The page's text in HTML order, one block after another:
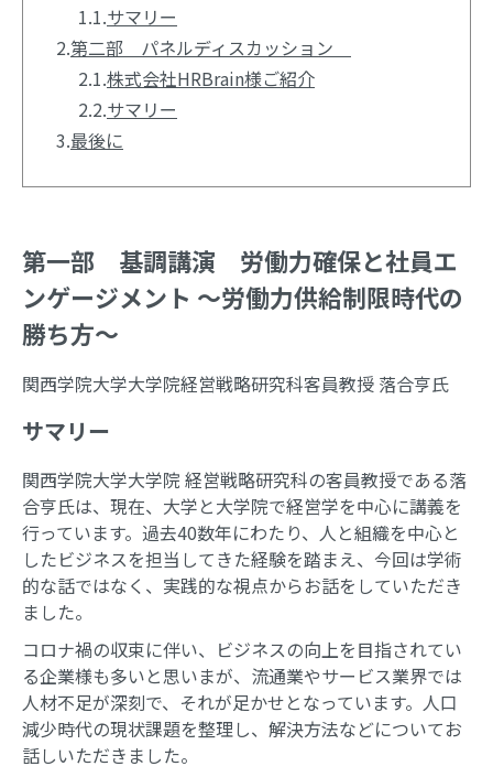
1.1.サマリー
2.第二部 パネルディスカッション
2.1.株式会社HRBrain様ご紹介
2.2.サマリー
3.最後に
第一部 基調講演 労働力確保と社員エ
ンゲージメント ～労働力供給制限時代の
勝ち方～
関西学院大学大学院経営戦略研究科客員教授 落合亨氏
サマリー
関西学院大学大学院 経営戦略研究科の客員教授である落
合亨氏は、現在、大学と大学院で経営学を中心に講義を
行っています。過去40数年にわたり、人と組織を中心と
したビジネスを担当してきた経験を踏まえ、今回は学術
的な話ではなく、実践的な視点からお話をしていただき
ました。
コロナ禍の収束に伴い、ビジネスの向上を目指されてい
る企業様も多いと思いまが、流通業やサービス業界では
人材不足が深刻で、それが足かせとなっています。人口
減少時代の現状課題を整理し、解決方法などについてお
話しいただきました。